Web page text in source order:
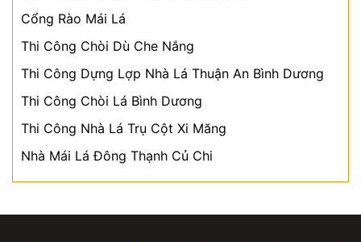
Cổng Rào Mái Lá
Thi Công Chòi Dù Che Nắng
Thi Công Dựng Lợp Nhà Lá Thuận An Bình Dương
Thi Công Chòi Lá Bình Dương
Thi Công Nhà Lá Trụ Cột Xi Măng
Nhà Mái Lá Đông Thạnh Củ Chi